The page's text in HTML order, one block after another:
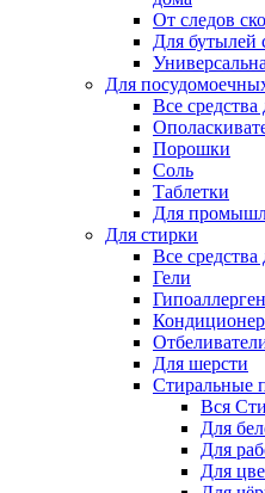
От следов
Для бутылей
Для
Все
Порошки
Соль
Таблетки
Для
Для стирки
Все средства
Гели
Для шерсти
Стиральные
Вся
Для
Для
Для